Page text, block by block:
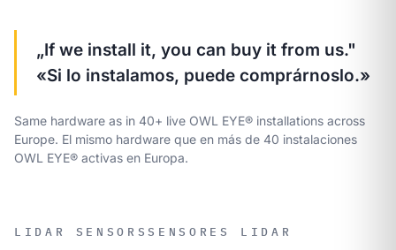
„If we install it, you can buy it from us."
«Si lo instalamos, puede comprárnoslo.»
Same hardware as in 40+ live OWL EYE® installations across
Europe. El mismo hardware que en más de 40 instalaciones
OWL EYE® activas en Europa.
LIDAR SENSORSSENSORES LIDAR